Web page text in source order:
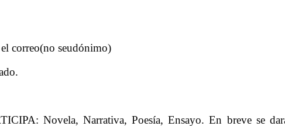
seudónimo)
Narrativa, Poesía, Ensayo. En breve se